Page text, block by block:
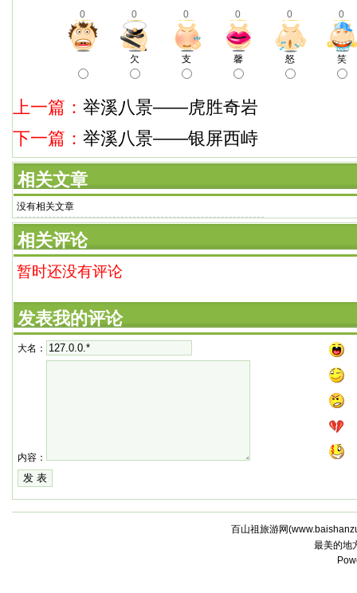
0 0 0 0 0 0
欠 支 馨 怒 笑
上一篇： 举溪八景——虎胜奇岩
下一篇： 举溪八景——银屏西峙
相关文章
没有相关文章
相关评论
暂时还没有评论
发表我的评论
大名：
内容：
百山祖旅游网(
最美的地